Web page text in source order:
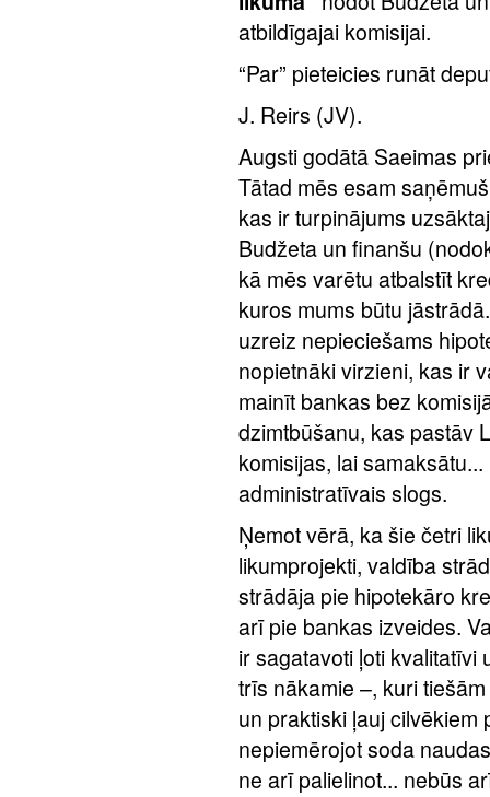
atbildīgajai komisijai.
“Par” pieteicies runāt
J. Reirs (JV).
Augsti godātā Saeimas
Tātad mēs esam
kas ir turpinājums
Budžeta un finanšu
kā mēs varētu atbalstīt
kuros mums būtu
uzreiz nepieciešams
nopietnāki virzieni, kas ir
mainīt bankas bez
dzimtbūšanu, kas pastāv
komisijas, lai
administratīvais slogs.
Ņemot vērā, ka šie četri
likumprojekti, valdība
strādāja pie hipotekāro
arī pie bankas izveides.
ir sagatavoti ļoti kvalitatīvi
trīs nākamie –, kuri
un praktiski ļauj
nepiemērojot soda
ne arī palielinot... nebūs